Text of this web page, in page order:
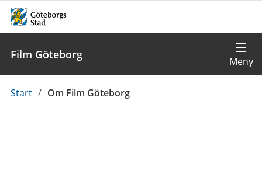
Film Göteborg
Du
Start / Om Film Göteborg